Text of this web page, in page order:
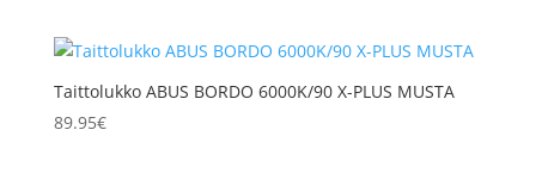
Taittolukko ABUS BORDO 6000K/90 X-PLUS MUSTA
89.95€